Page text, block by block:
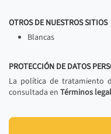
OTROS DE NUESTROS SITIOS
Blancas
PROTECCIÓN DE DATOS
La política de tratamiento
consultada en Términos